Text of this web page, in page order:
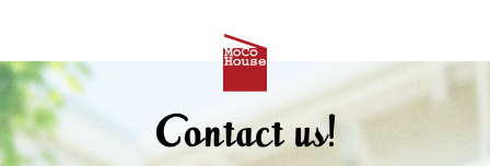
2025年09月 (1)